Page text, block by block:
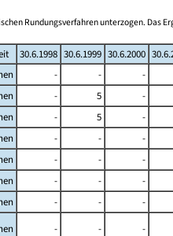
Rundungsverfahren unterzogen. Das
30.6.1998 30.6.1999 30.6.2000
- - -
- 5 -
- 5 -
- - -
- - -
- - -
- - -
- - -